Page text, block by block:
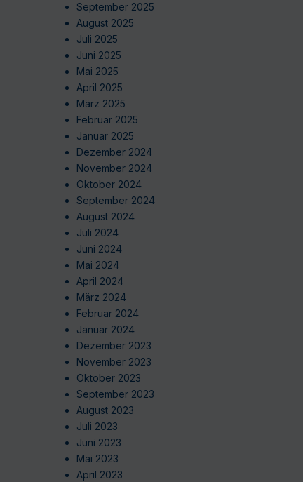
September 2025
August 2025
Juli 2025
Juni 2025
Mai 2025
April 2025
März 2025
Februar 2025
Januar 2025
Dezember 2024
November 2024
Oktober 2024
September 2024
August 2024
Juli 2024
Juni 2024
Mai 2024
April 2024
März 2024
Februar 2024
Januar 2024
Dezember 2023
November 2023
Oktober 2023
September 2023
August 2023
Juli 2023
Juni 2023
Mai 2023
April 2023